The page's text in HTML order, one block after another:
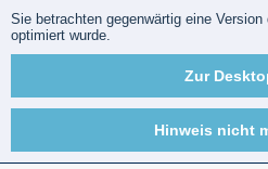
Sie betrachten gegenwärtig eine
optimiert wurde.
Zur
Hinweis nicht